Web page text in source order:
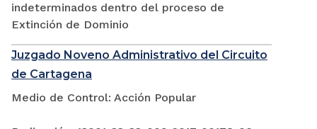
indeterminados dentro del proceso de
Extinción de Dominio
Juzgado Noveno Administrativo del Circuito
de Cartagena
Medio de Control: Acción Popular